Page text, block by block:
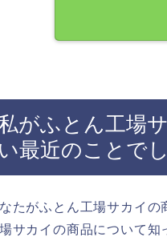
がふとん工場
い最近のことで
たがふとん工場サカイ
サカイの商品について